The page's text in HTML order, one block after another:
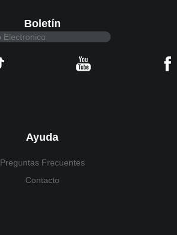
Boletín
Ayuda
Preguntas Frecuentes
Contacto